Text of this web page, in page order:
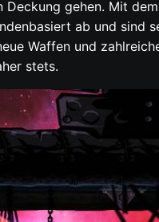
gehen. Mit
ab und sind
Waffen und
stets.